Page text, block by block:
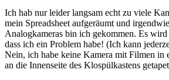
Ich hab nur leider langsam echt zu viele
mein Spreadsheet aufgeräumt und
Analogkameras bin ich gekommen. Es wird
dass ich ein Problem habe! (Ich kann
Nein, ich habe keine Kamera mit Filmen in
an die Innenseite des Klospülkastens